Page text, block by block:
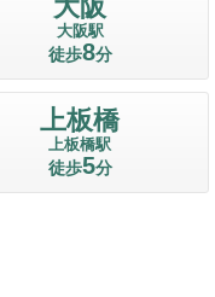
大阪
大阪駅
徒歩8分
上板橋
上板橋駅
徒歩5分